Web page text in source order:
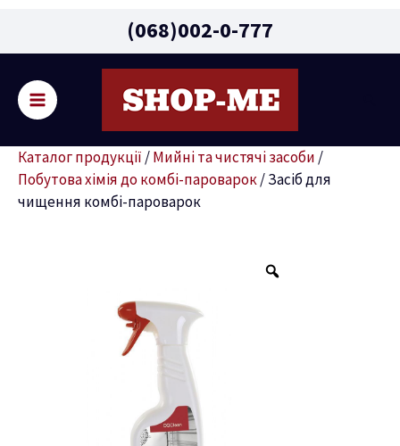
(068)002-0-777
Menu
Каталог продукції /Мийні та чистячі засоби /
Побутова хімія до комбі-пароварок/Засіб для
чищення комбі-пароварок